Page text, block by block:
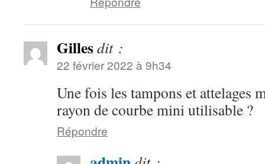
Gillesdit :
22 février 2022 à 9h34
Une fois les tampons et attelages
rayon de courbe mini utilisable ?
Répondre